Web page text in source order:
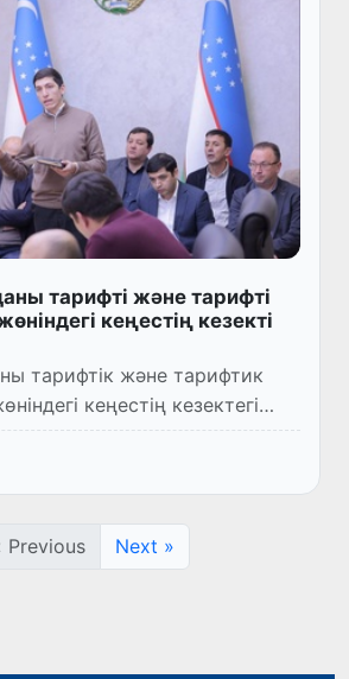
тарифті және тарифті
кеңестің кезекті
тарифтік және тарифтик
кеңестің кезектегі
Previous Next »